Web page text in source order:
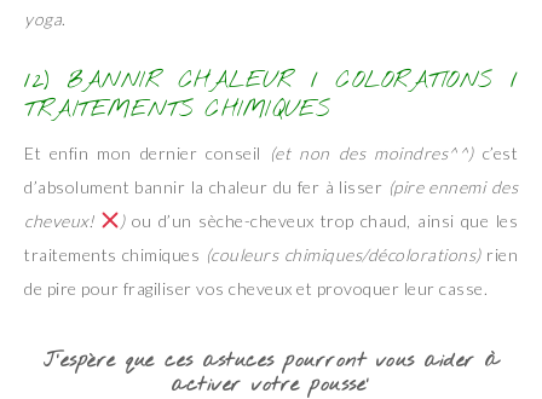
yoga.
12) BANNIR CHALEUR / COLORATIONS /
TRAITEMENTS CHIMIQUES
Et enfin mon dernier conseil (et non des moindres^^)c’est
d’absolument bannir la chaleur du fer à lisser (pire ennemi des
cheveux!
)ou d’un sèche-cheveux trop chaud, ainsi que les
traitements chimiques (couleurs chimiques/décolorations)rien
de pire pour fragiliser vos cheveux et provoquer leur casse.
J’espère que ces astuces pourront vous aider à
activer votre pousse’